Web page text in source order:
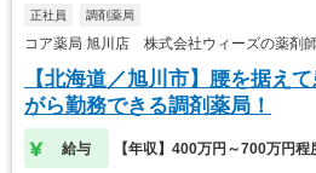
正社員 調剤薬局
コア薬局 旭川店 株式会社ウィーズの薬剤
【北海道／旭川市】腰を据え
がら勤務できる調剤薬局！
給与 【年収】400万円～700万円